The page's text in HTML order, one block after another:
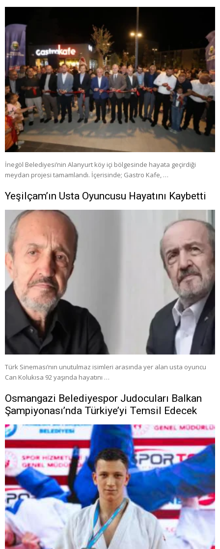
İnegöl Belediyesi’nin Alanyurt köy içi bölgesinde hayata geçirdiği
meydan projesi tamamlandı. İçerisinde; Gastro Kafe, …
Yeşilçam’ın Usta Oyuncusu Hayatını Kaybetti
Türk Sineması’nın unutulmaz isimleri arasında yer alan usta oyuncu
Can Kolukısa 92 yaşında hayatını …
Osmangazi Belediyespor Judocuları Balkan
Şampiyonası’nda Türkiye’yi Temsil Edecek